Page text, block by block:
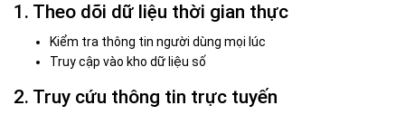
1. Theo dõi dữ liệu thời gian thực
Kiểm tra thông tin người dùng mọi lúc
Truy cập vào kho dữ liệu số
2. Truy cứu thông tin trực tuyến